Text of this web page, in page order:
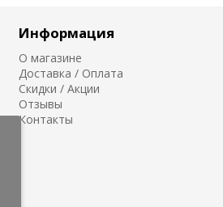
Информация
О магазине
Доставка / Оплата
Скидки / Акции
Отзывы
Контакты